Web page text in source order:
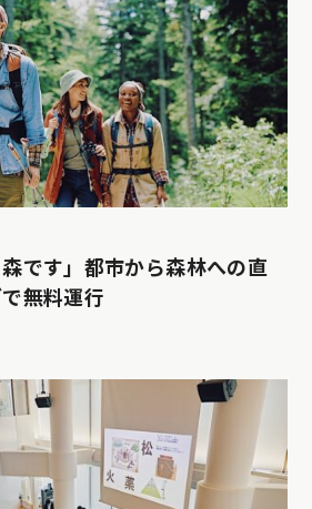
森です」都市から森林への直
無料運行